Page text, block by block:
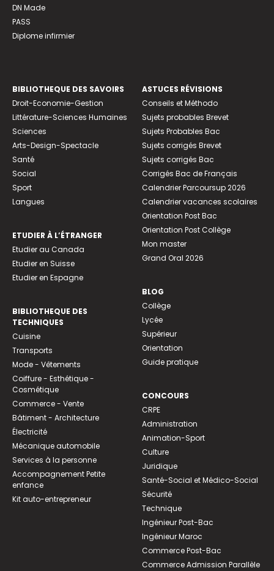
DN Made
PASS
Diplome infirmier
BIBLIOTHEQUE DES SAVOIRS
Droit-Economie-Gestion
Littérature-Sciences Humaines
Sciences
Arts-Design-Spectacle
Santé
Social
Sport
Langues
ETUDIER À L’ÉTRANGER
Etudier au Canada
Etudier en Suisse
Etudier en Espagne
BIBLIOTHEQUE DES
TECHNIQUES
Cuisine
Transports
Mode - Vêtements
Coiffure - Esthétique -
Cosmétique
Commerce - Vente
Bâtiment - Architecture
Électricité
Mécanique automobile
Services à la personne
Accompagnement Petite
enfance
Kit auto-entrepreneur
ASTUCES RÉVISIONS
Conseils et Méthodo
Sujets probables Brevet
Sujets Probables Bac
Sujets corrigés Brevet
Sujets corrigés Bac
Corrigés Bac de Français
Calendrier Parcoursup 2026
Calendrier vacances scolaires
Orientation Post Bac
Orientation Post Collège
Mon master
Grand Oral 2026
BLOG
Collège
Lycée
Supérieur
Orientation
Guide pratique
CONCOURS
CRPE
Administration
Animation-Sport
Culture
Juridique
Santé-Social et Médico-Social
Sécurité
Technique
Ingénieur Post-Bac
Ingénieur Maroc
Commerce Post-Bac
Commerce Admission Parallèle